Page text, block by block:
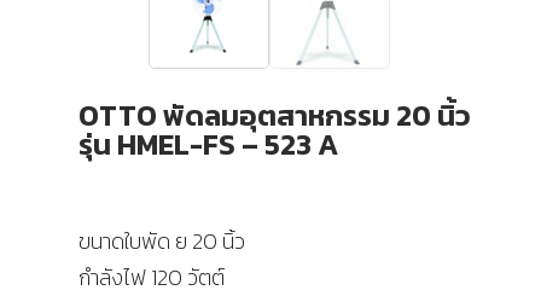
OTTO พัดลมอุตสาหกรรม 20 นิ้ว
รุ่น HMEL-FS – 523 A
ขนาดใบพัด ย 20 นิ้ว
กำลังไฟ 120 วัตต์